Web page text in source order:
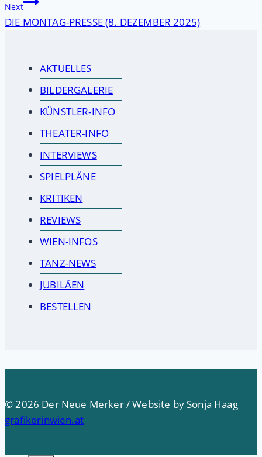
Next
DIE MONTAG-PRESSE (8. DEZEMBER 2025)
AKTUELLES
BILDERGALERIE
KÜNSTLER-INFO
THEATER-INFO
INTERVIEWS
SPIELPLÄNE
KRITIKEN
REVIEWS
WIEN-INFOS
TANZ-NEWS
JUBILÄEN
BESTELLEN
© 2026 Der Neue Merker / Website by Sonja Haag
grafikerinwien.at